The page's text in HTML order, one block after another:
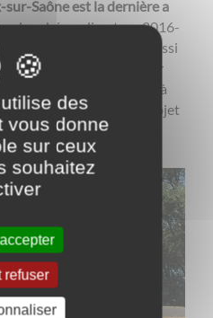
Saône est la dernière a
du schéma directeur 2016-
Département. Il s'agit aussi
en Saône-et-Loire sur
bleue Moselle Saône à
Luxembourg), faisant l'objet
partagée.
des
vous donne
sur ceux
souhaitez
refuser